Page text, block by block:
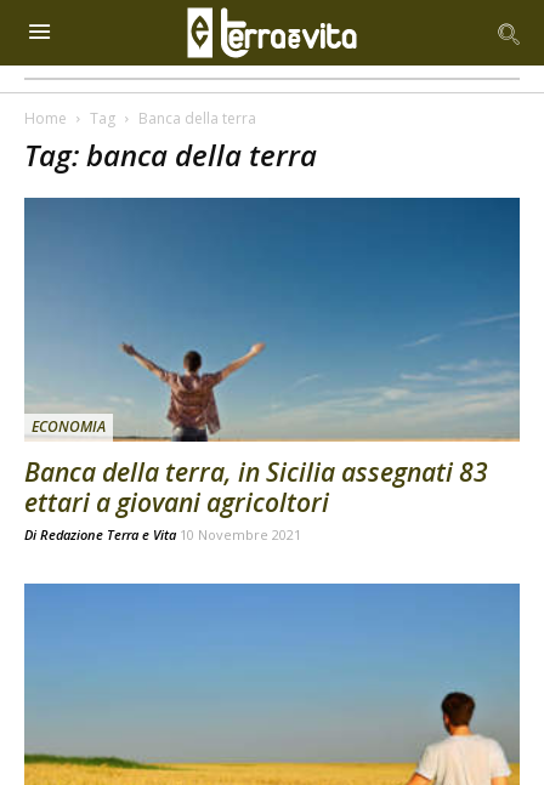
Home Tag Banca della terra
Tag: banca della terra
ECONOMIA
Banca della terra, in Sicilia assegnati 83
ettari a giovani agricoltori
Di Redazione Terra e Vita 10 Novembre 2021